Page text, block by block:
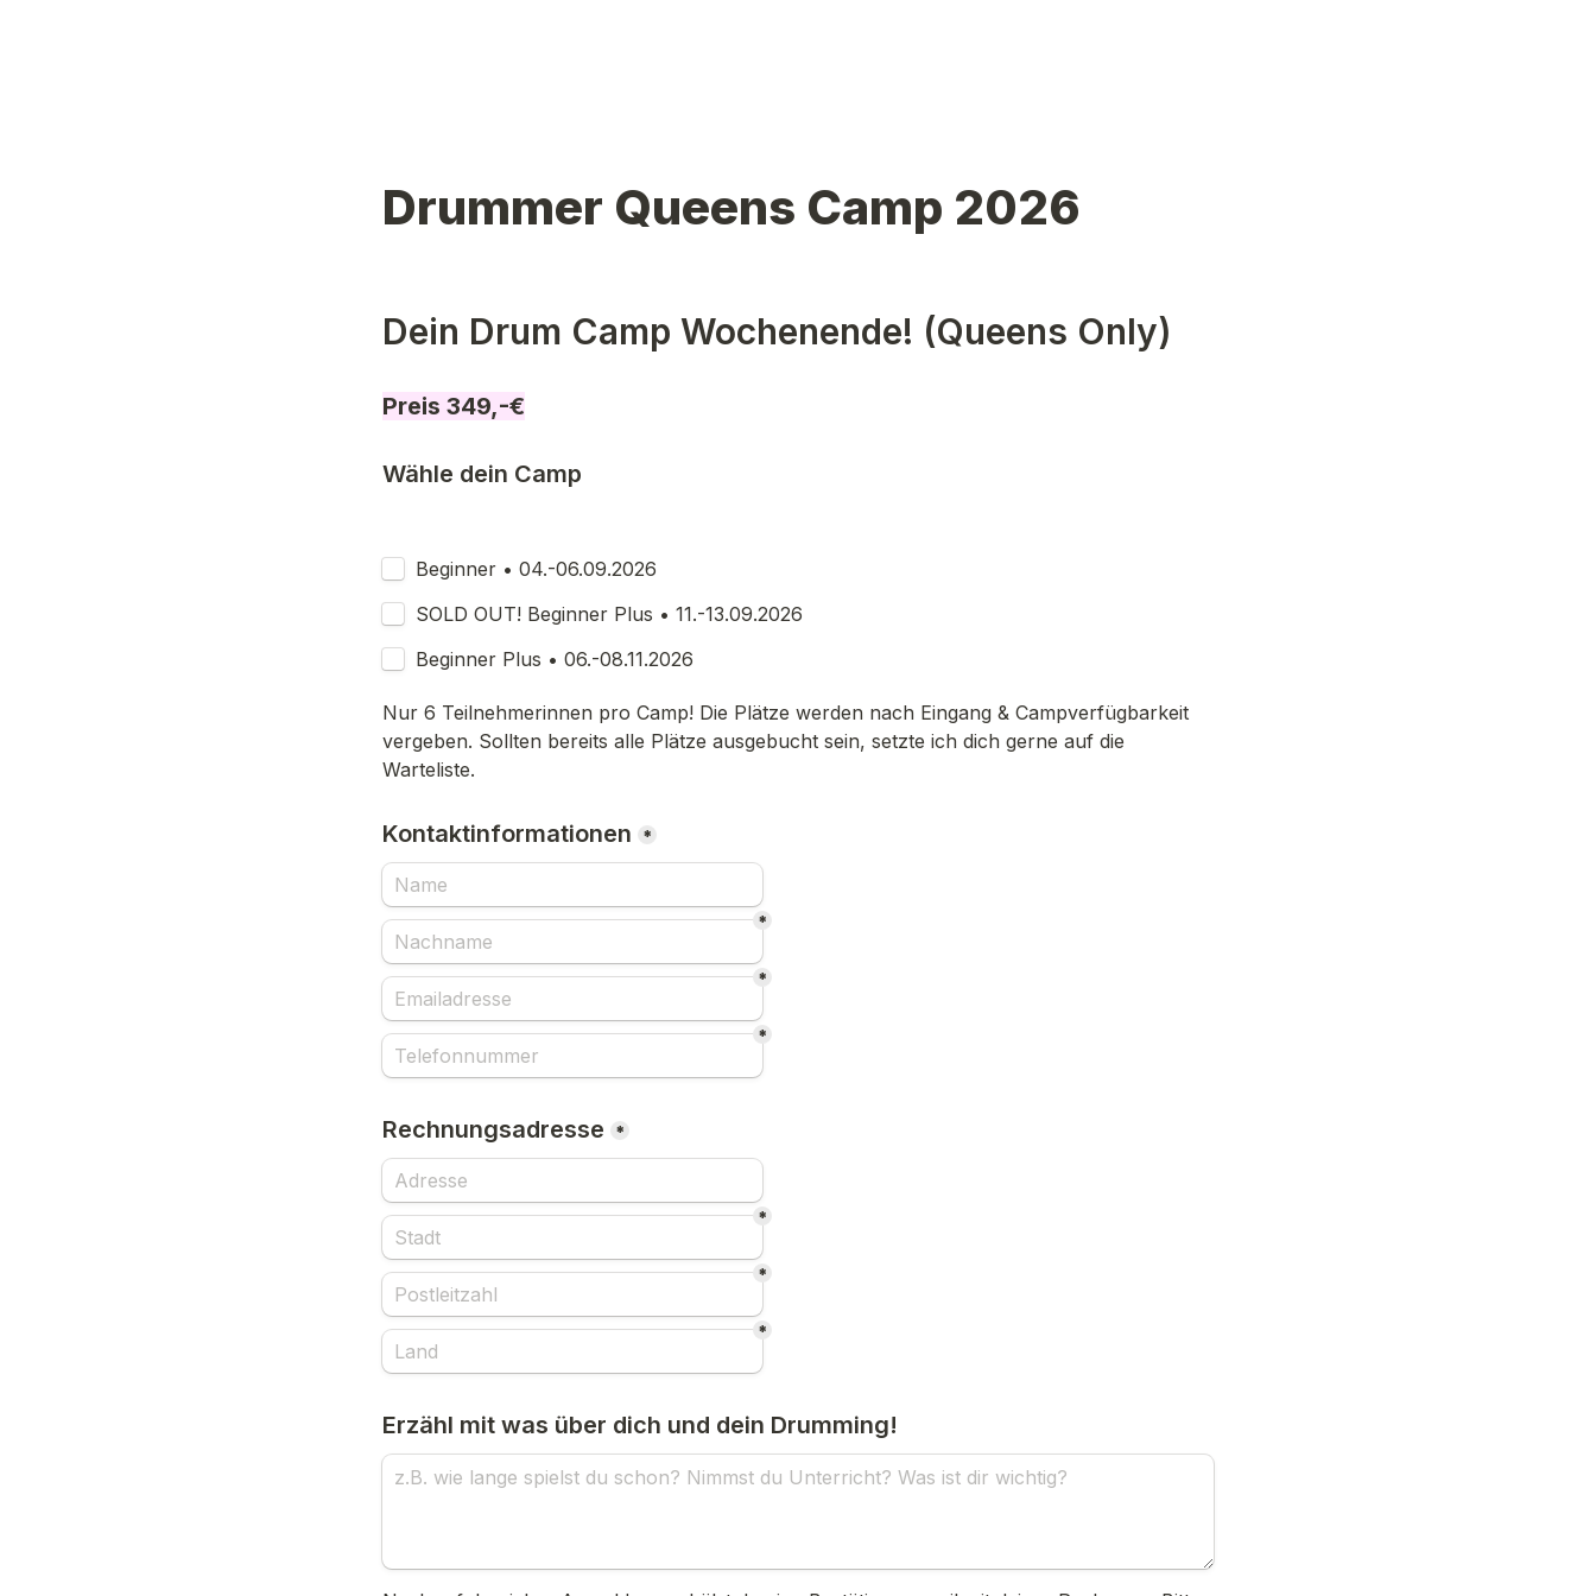
Drummer Queens Camp 2026
Dein Drum Camp Wochenende! (Queens Only)
Preis 349,-€
Wähle dein Camp
Beginner • 04.-06.09.2026
SOLD OUT! Beginner Plus • 11.-13.09.2026
Beginner Plus • 06.-08.11.2026
Nur 6 Teilnehmerinnen pro Camp! Die Plätze werden nach Eingang & Campverfügbarkeit
vergeben. Sollten bereits alle Plätze ausgebucht sein, setzte ich dich gerne auf die
Warteliste.
Kontaktinformationen *
*
*
*
Rechnungsadresse *
*
*
*
Erzähl mit was über dich und dein Drumming!